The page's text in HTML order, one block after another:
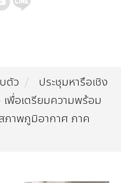
.
นธกิจ
ค์กร
กรรม
ตัว
ประชุมหารือเชิง
พื่อเตรียมความพร้อม
ภาพภูมิอากาศ ภาค